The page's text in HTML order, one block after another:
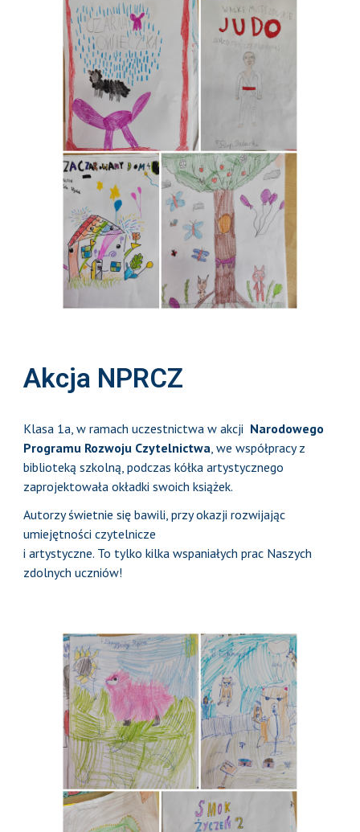
Akcja NPRCZ
Klasa 1a, w ramach uczestnictwa w akcji Narodowego
Programu Rozwoju Czytelnictwa, we współpracy z
biblioteką szkolną, podczas kółka artystycznego
zaprojektowała okładki swoich książek.
Autorzy świetnie się bawili, przy okazji rozwijając
umiejętności czytelnicze
i artystyczne. To tylko kilka wspaniałych prac Naszych
zdolnych uczniów!